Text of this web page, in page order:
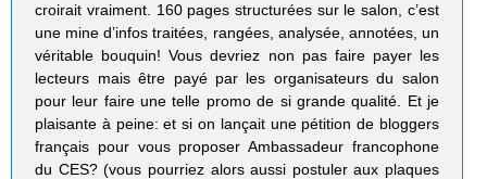
croirait vraiment. 160 pages structurées sur le salon, c’est
une mine d’infos traitées, rangées, analysée, annotées, un
véritable bouquin! Vous devriez non pas faire payer les
lecteurs mais être payé par les organisateurs du salon
pour leur faire une telle promo de si grande qualité. Et je
plaisante à peine: et si on lançait une pétition de bloggers
français pour vous proposer Ambassadeur francophone
du CES? (vous pourriez alors aussi postuler aux plaques